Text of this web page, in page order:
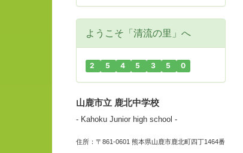
ようこそ「清流の里」へ
2 5 4 5 3 5 0
山鹿市立 鹿北中学校
- Kahoku Junior high school -
住所：〒861-0601 熊本県山鹿市鹿北町四丁1464番